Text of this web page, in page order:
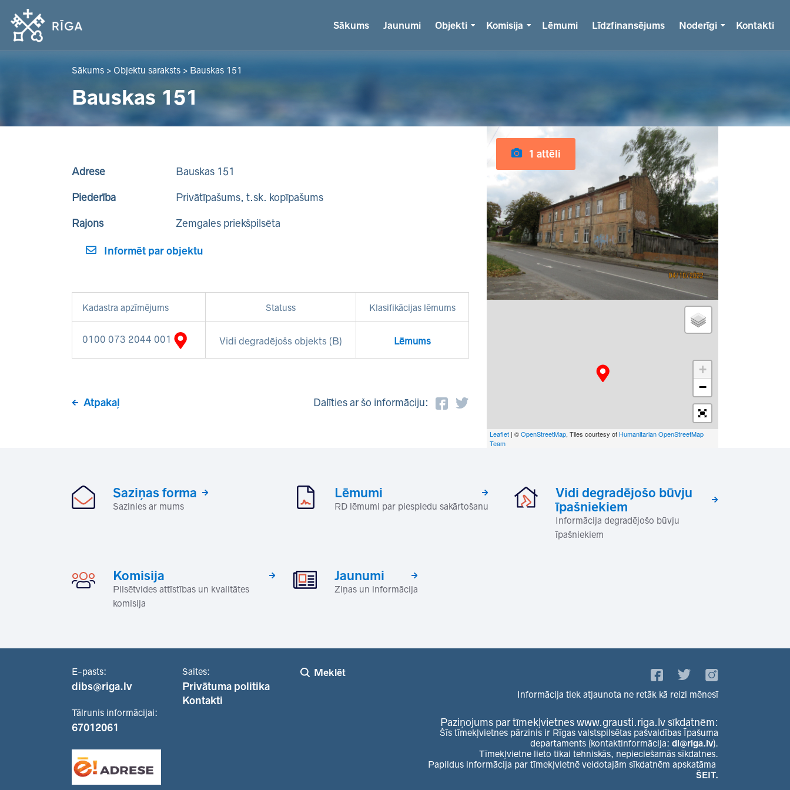
Sākums Jaunumi Objekti Komisija Lēmumi Līdzfinansējums Noderīgi Kontakti
Sākums > Objektu saraksts > Bauskas 151
Bauskas 151
Adrese Bauskas 151
Piederība Privātīpašums, t.sk. kopīpašums
Rajons Zemgales priekšpilsēta
Informēt par objektu
Kadastra apzīmējums Statuss Klasifikācijas lēmums
0100 073 2044 001 Vidi degradējošs objekts (B) Lēmums
Atpakaļ Dalīties ar šo informāciju:
1 attēli
+
−
Leaflet | ©OpenStreetMap, Tiles courtesy of Humanitarian OpenStreetMap
Team
Saziņas forma
Sazinies ar mums
Lēmumi
RD lēmumi par piespiedu sakārtošanu
Vidi degradējošo būvju
īpašniekiem
Informācija degradējošo būvju
īpašniekiem
Komisija
Pilsētvides attīstības un kvalitātes
komisija
Jaunumi
Ziņas un informācija
E-pasts:
dibs@riga.lv
Tālrunis informācijai:
67012061
Saites:
Privātuma politika
Kontakti
Meklēt
Informācija tiek atjaunota ne retāk kā reizi mēnesī
Paziņojums par tīmekļvietnes www.grausti.riga.lv sīkdatnēm:
Šīs tīmekļvietnes pārzinis ir Rīgas valstspilsētas pašvaldības Īpašuma
departaments (kontaktinformācija: di@riga.lv).
Tīmekļvietne lieto tikai tehniskās, nepieciešamās sīkdatnes.
Papildus informācija par tīmekļvietnē veidotajām sīkdatnēm apskatāma
ŠEIT.